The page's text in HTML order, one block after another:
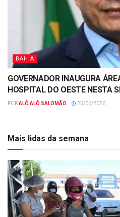
BAHIA
GOVERNADOR INAUGURA
HOSPITAL DO OESTE NESTA
PORALÔ ALÔ SALOMÃO 25/06/2026
Mais lidas da semana